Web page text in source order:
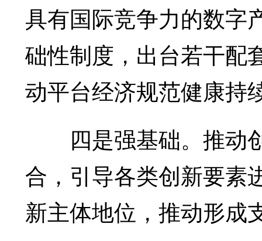
具有国际竞争力的数字
础性制度，出台若干配
动平台经济规范健康持
四是强基础。推动
合，引导各类创新要素
新主体地位，推动形成